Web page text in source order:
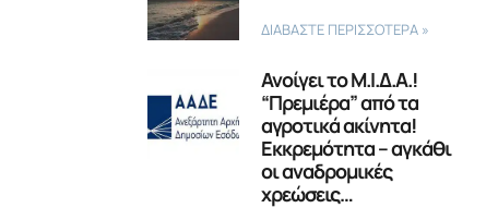
ΔΙΑΒΑΣΤΕ ΠΕΡΙΣΣΟΤΕΡΑ »
Ανοίγει το Μ.Ι.Δ.Α.!
“Πρεμιέρα” από τα
αγροτικά ακίνητα!
Εκκρεμότητα – αγκάθι
οι αναδρομικές
χρεώσεις…